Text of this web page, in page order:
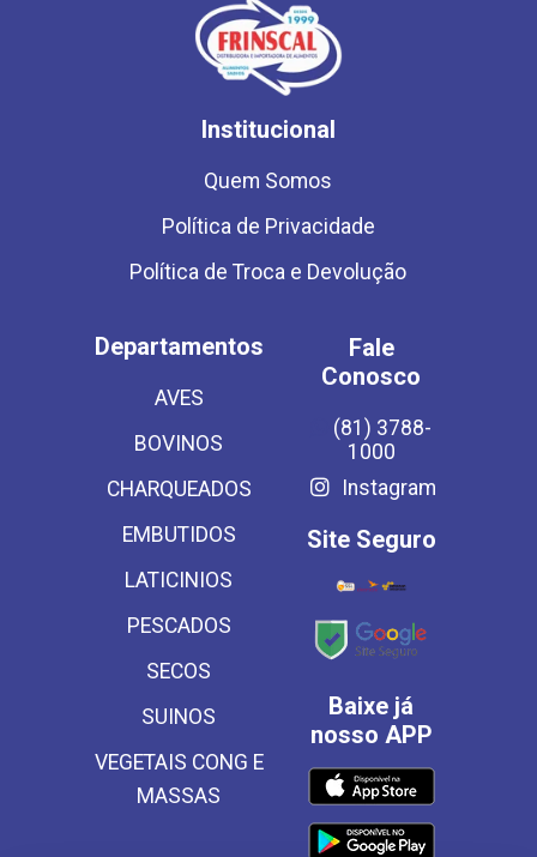
Institucional
Quem Somos
Política de Privacidade
Política de Troca e Devolução
Departamentos
AVES
BOVINOS
CHARQUEADOS
EMBUTIDOS
LATICINIOS
PESCADOS
SECOS
SUINOS
VEGETAIS CONG E
MASSAS
Fale
Conosco
(81) 3788-
1000
Instagram
Site Seguro
Baixe já
nosso APP